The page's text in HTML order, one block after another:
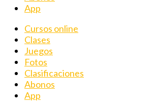
App
Cursos online
Clases
Juegos
Fotos
Clasificaciones
Abonos
App